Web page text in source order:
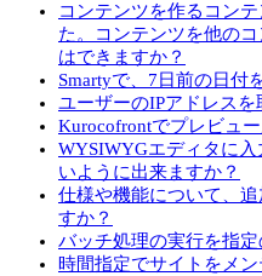
コンテンツを作るコン
た。コンテンツを他の
はできますか？
Smartyで、7日前の日付
ユーザーのIPアドレスを
Kurocofrontでプレビュ
WYSIWYGエディタに
いように出来ますか？
仕様や機能について、
すか？
バッチ処理の実行を指
時間指定でサイトをメ